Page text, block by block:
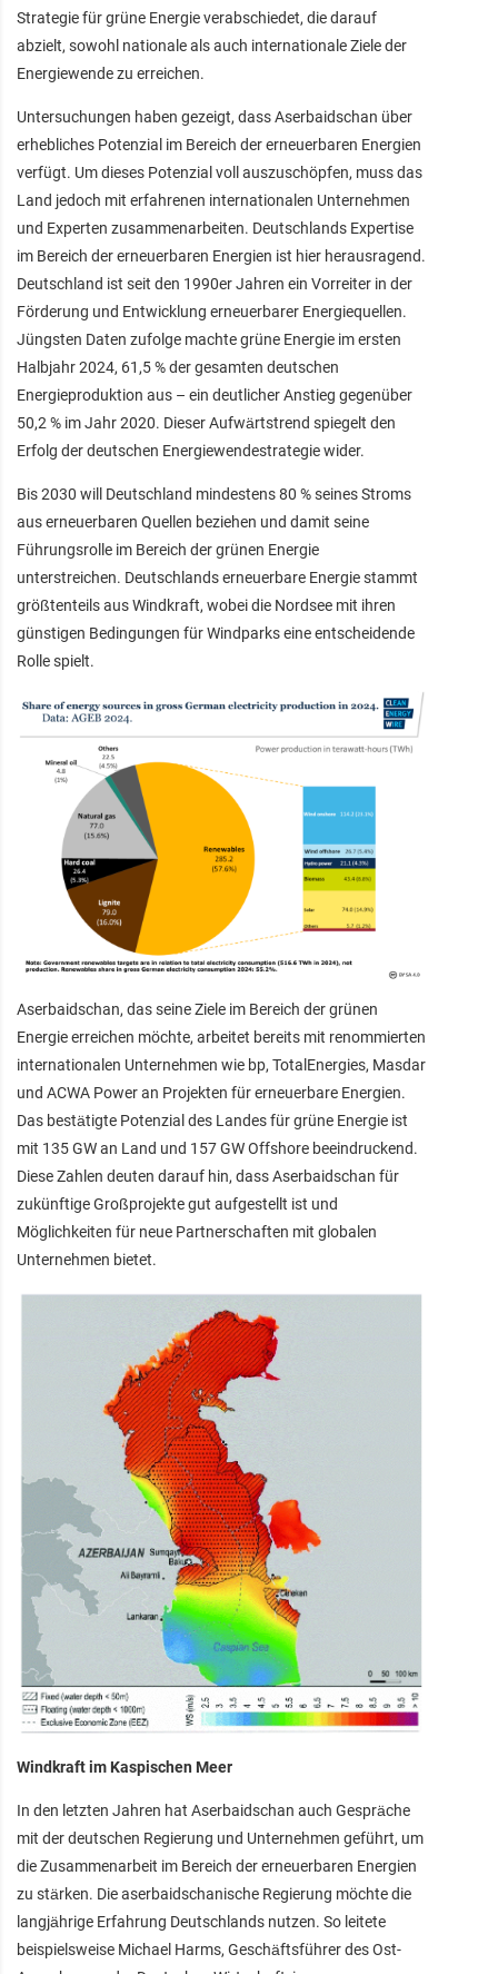
Strategie für grüne Energie verabschiedet, die darauf
abzielt, sowohl nationale als auch internationale Ziele der
Energiewende zu erreichen.
Untersuchungen haben gezeigt, dass Aserbaidschan über
erhebliches Potenzial im Bereich der erneuerbaren Energien
verfügt. Um dieses Potenzial voll auszuschöpfen, muss das
Land jedoch mit erfahrenen internationalen Unternehmen
und Experten zusammenarbeiten. Deutschlands Expertise
im Bereich der erneuerbaren Energien ist hier herausragend.
Deutschland ist seit den 1990er Jahren ein Vorreiter in der
Förderung und Entwicklung erneuerbarer Energiequellen.
Jüngsten Daten zufolge machte grüne Energie im ersten
Halbjahr 2024, 61,5 % der gesamten deutschen
Energieproduktion aus – ein deutlicher Anstieg gegenüber
50,2 % im Jahr 2020. Dieser Aufwärtstrend spiegelt den
Erfolg der deutschen Energiewendestrategie wider.
Bis 2030 will Deutschland mindestens 80 % seines Stroms
aus erneuerbaren Quellen beziehen und damit seine
Führungsrolle im Bereich der grünen Energie
unterstreichen. Deutschlands erneuerbare Energie stammt
größtenteils aus Windkraft, wobei die Nordsee mit ihren
günstigen Bedingungen für Windparks eine entscheidende
Rolle spielt.
Aserbaidschan, das seine Ziele im Bereich der grünen
Energie erreichen möchte, arbeitet bereits mit renommierten
internationalen Unternehmen wie bp, TotalEnergies, Masdar
und ACWA Power an Projekten für erneuerbare Energien.
Das bestätigte Potenzial des Landes für grüne Energie ist
mit 135 GW an Land und 157 GW Offshore beeindruckend.
Diese Zahlen deuten darauf hin, dass Aserbaidschan für
zukünftige Großprojekte gut aufgestellt ist und
Möglichkeiten für neue Partnerschaften mit globalen
Unternehmen bietet.
Windkraft im Kaspischen Meer
In den letzten Jahren hat Aserbaidschan auch Gespräche
mit der deutschen Regierung und Unternehmen geführt, um
die Zusammenarbeit im Bereich der erneuerbaren Energien
zu stärken. Die aserbaidschanische Regierung möchte die
langjährige Erfahrung Deutschlands nutzen. So leitete
beispielsweise Michael Harms, Geschäftsführer des Ost-